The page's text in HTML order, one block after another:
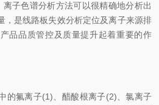
子色谱分析方法可以很精确地分析出
，是线路板失效分析定位及离子来源排
品品质管控及质量提升起着重要的作
的氟离子(1)、醋酸根离子(2)、氯离子